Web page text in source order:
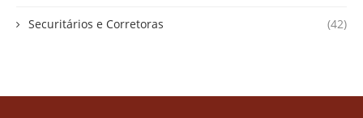
Securitários e Corretoras (42)